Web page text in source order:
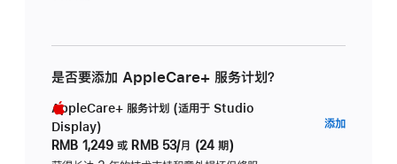
是否要添加 AppleCare+ 服务计划？
AppleCare+ 服务计划 (适用于 Studio
Display)
RMB 1,249 或 RMB 53/月 (24 期)
添加